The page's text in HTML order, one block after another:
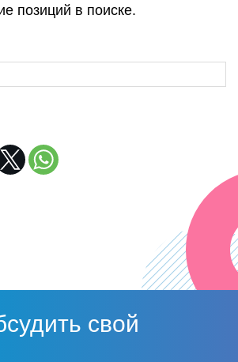
позиций в поиске.
свой